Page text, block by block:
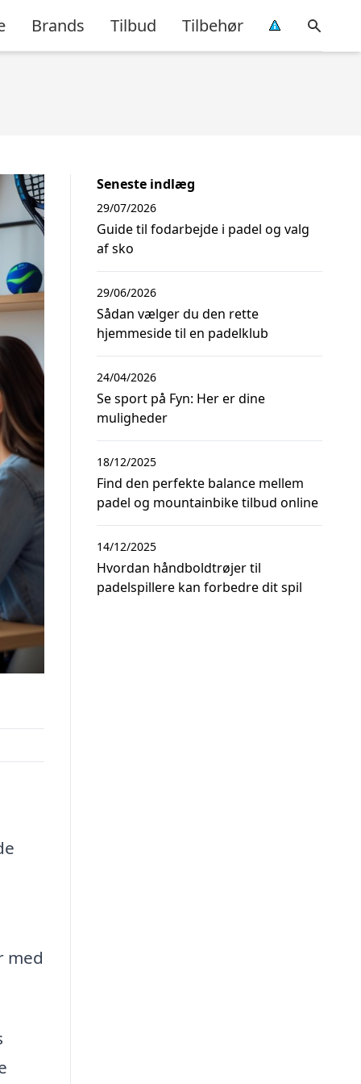
Brands Tilbud Tilbehør
med
Seneste indlæg
Guide til fodarbejde i padel og valg
af sko
29/07/2026
Sådan vælger du den rette
hjemmeside til en padelklub
29/06/2026
Se sport på Fyn: Her er dine
muligheder
24/04/2026
Find den perfekte balance mellem
padel og mountainbike tilbud online
18/12/2025
Hvordan håndboldtrøjer til
padelspillere kan forbedre dit spil
14/12/2025